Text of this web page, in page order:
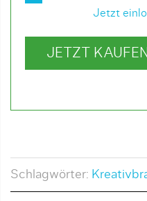
Jetzt
JETZT
Schlagwörter: